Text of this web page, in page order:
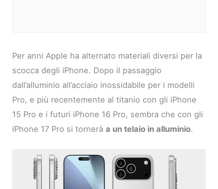
Per anni Apple ha alternato materiali diversi per la
scocca degli iPhone. Dopo il passaggio
dall’alluminio all’acciaio inossidabile per i modelli
Pro, e più recentemente al titanio con gli iPhone
15 Pro e i futuri iPhone 16 Pro, sembra che con gli
iPhone 17 Pro si torneràa un telaio in alluminio.